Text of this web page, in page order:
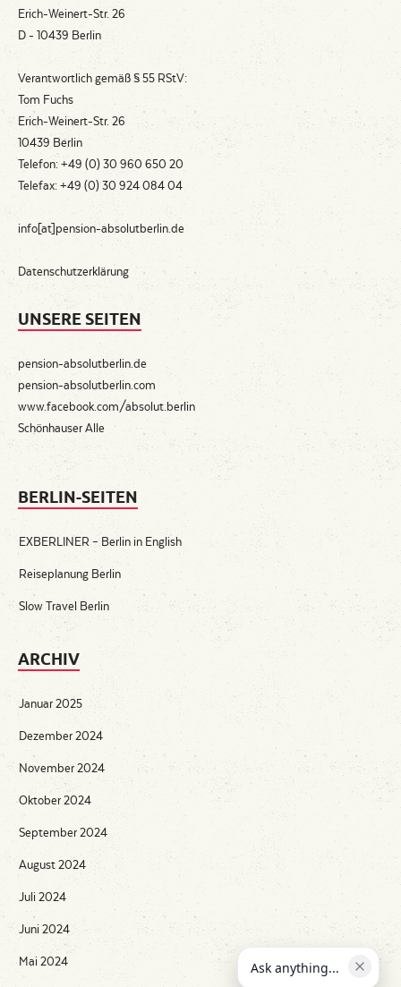
Erich-Weinert-Str. 26
D - 10439 Berlin
Verantwortlich gemäß § 55 RStV:
Tom Fuchs
Erich-Weinert-Str. 26
10439 Berlin
Telefon: +49 (0) 30 960 650 20
Telefax: +49 (0) 30 924 084 04
info[at]pension-absolutberlin.de
Datenschutzerklärung
UNSERE SEITEN
pension-absolutberlin.de
pension-absolutberlin.com
www.facebook.com/absolut.berlin
Schönhauser Alle
BERLIN-SEITEN
EXBERLINER – Berlin in English
Reiseplanung Berlin
Slow Travel Berlin
ARCHIV
Januar 2025
Dezember 2024
November 2024
Oktober 2024
September 2024
August 2024
Juli 2024
Juni 2024
Mai 2024 Ask anything...